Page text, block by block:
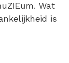
Wat
is